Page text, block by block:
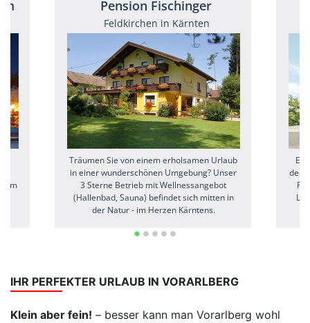
Pension Fischinger
Feldkirchen in Kärnten
Träumen Sie von einem erholsamen Urlaub
in einer wunderschönen Umgebung? Unser
3 Sterne Betrieb mit Wellnessangebot
(Hallenbad, Sauna) befindet sich mitten in
der Natur - im Herzen Kärntens.
des
im
IHR PERFEKTER URLAUB IN VORARLBERG
Klein aber fein! – besser kann man Vorarlberg wohl